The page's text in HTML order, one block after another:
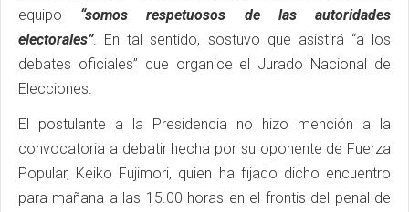
equipo “somos respetuosos de las autoridades
electorales”. En tal sentido, sostuvo que asistirá “a los
debates oficiales” que organice el Jurado Nacional de
Elecciones.
El postulante a la Presidencia no hizo mención a la
convocatoria a debatir hecha por su oponente de Fuerza
Popular, Keiko Fujimori, quien ha fijado dicho encuentro
para mañana a las 15.00 horas en el frontis del penal de